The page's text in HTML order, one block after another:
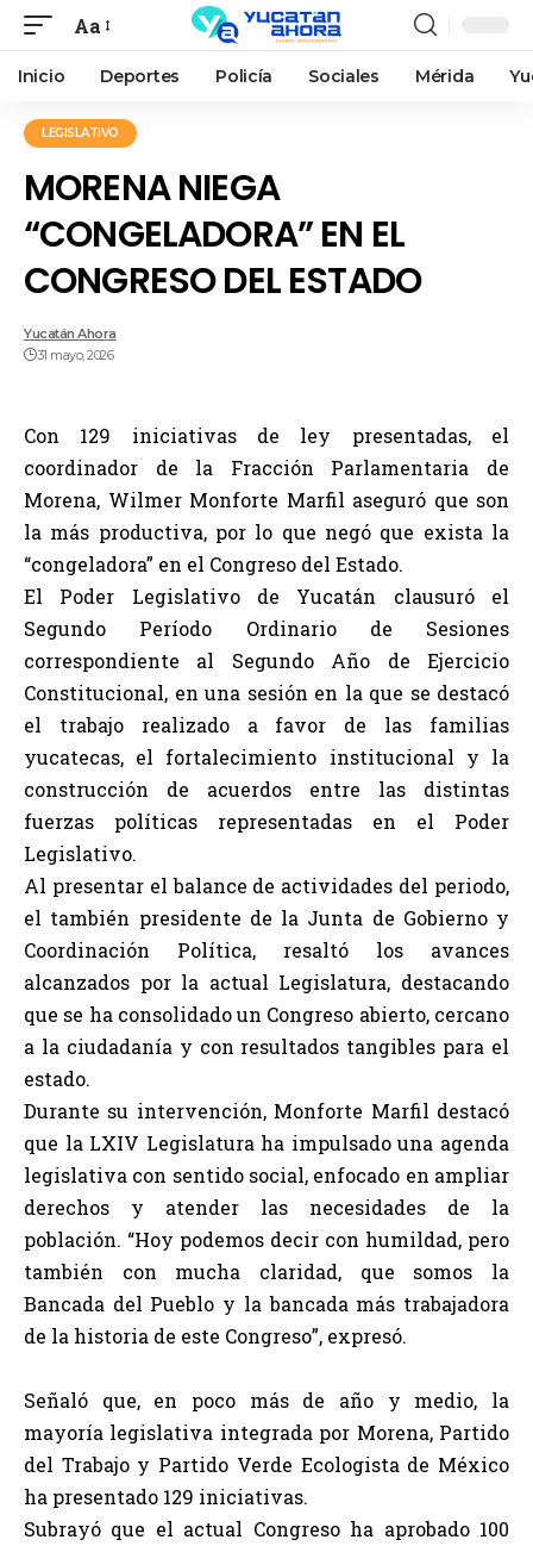
Aa
Inicio Deportes Policía Sociales Mérida
LEGISLATIVO
MORENA NIEGA
“CONGELADORA” EN EL
CONGRESO DEL ESTADO
Yucatán Ahora
31 mayo, 2026
Con 129 iniciativas de ley presentadas, el
coordinador de la Fracción Parlamentaria de
Morena, Wilmer Monforte Marfil aseguró que son
la más productiva, por lo que negó que exista la
“congeladora” en el Congreso del Estado.
El Poder Legislativo de Yucatán clausuró el
Segundo Período Ordinario de Sesiones
correspondiente al Segundo Año de Ejercicio
Constitucional, en una sesión en la que se destacó
el trabajo realizado a favor de las familias
yucatecas, el fortalecimiento institucional y la
construcción de acuerdos entre las distintas
fuerzas políticas representadas en el Poder
Legislativo.
Al presentar el balance de actividades del periodo,
el también presidente de la Junta de Gobierno y
Coordinación Política, resaltó los avances
alcanzados por la actual Legislatura, destacando
que se ha consolidado un Congreso abierto, cercano
a la ciudadanía y con resultados tangibles para el
estado.
Durante su intervención, Monforte Marfil destacó
que la LXIV Legislatura ha impulsado una agenda
legislativa con sentido social, enfocado en ampliar
derechos y atender las necesidades de la
población. “Hoy podemos decir con humildad, pero
también con mucha claridad, que somos la
Bancada del Pueblo y la bancada más trabajadora
de la historia de este Congreso”, expresó.
Señaló que, en poco más de año y medio, la
mayoría legislativa integrada por Morena, Partido
del Trabajo y Partido Verde Ecologista de México
ha presentado 129 iniciativas.
Subrayó que el actual Congreso ha aprobado 100